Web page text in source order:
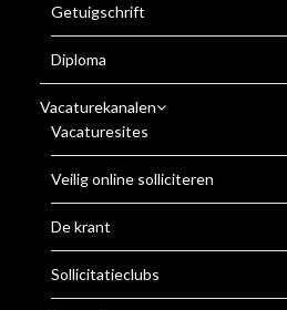
Getuigschrift
Diploma
Vacaturekanalen
Vacaturesites
Veilig online solliciteren
De krant
Sollicitatieclubs